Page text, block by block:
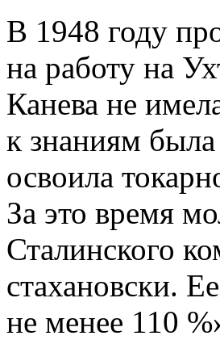
В 1948 году
на работу на
Канева не
к знаниям была
освоила
За это время
Сталинского
стахановски.
не менее 110